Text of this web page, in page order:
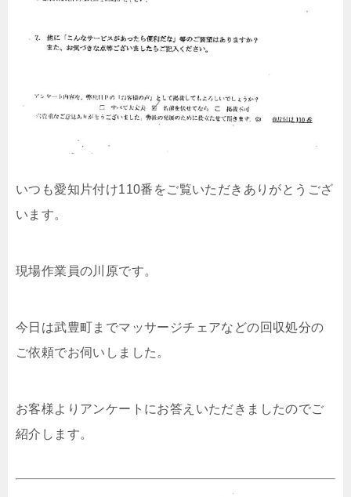
いつも愛知片付け110番をご覧いただきありがとうござ
います。
現場作業員の川原です。
今日は武豊町までマッサージチェアなどの回収処分の
ご依頼でお伺いしました。
お客様よりアンケートにお答えいただきましたのでご
紹介します。